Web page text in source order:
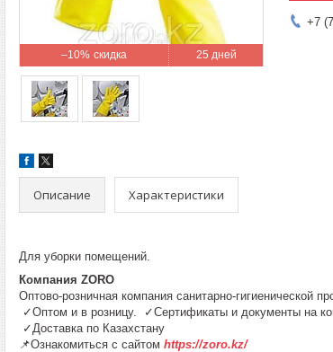
–10% 25 дней
+7
Описание Характеристики
Для уборки помещений.
Компания ZORO
Оптово-розничная компания санитарно-гигиенической
✓Оптом и в розницу. ✓Сертификаты и документы
✓Доставка по Казахстану
📌Ознакомиться с сайтом https://zoro.kz/